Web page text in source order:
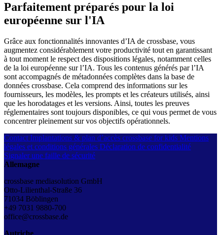
Parfaitement préparés pour la loi
européenne sur l'IA
Grâce aux fonctionnalités innovantes d’IA de crossbase, vous
augmentez considérablement votre productivité tout en garantissant
à tout moment le respect des dispositions légales, notamment celles
de la loi européenne sur l’IA. Tous les contenus générés par l’IA
sont accompagnés de métadonnées complètes dans la base de
données crossbase. Cela comprend des informations sur les
fournisseurs, les modèles, les prompts et les créateurs utilisés, ainsi
que les horodatages et les versions. Ainsi, toutes les preuves
réglementaires sont toujours disponibles, ce qui vous permet de vous
concentrer pleinement sur vos objectifs opérationnels.
Contact Implantations & plan d’accès crossbase for kids Mentions
légales et conditions générales Déclaration de confidentialité
Signaler une faille de sécurité
Allemagne
crossbase mediasolution GmbH
Otto-Lilienthal-Straße 36
71034 Böblingen
+49 7031 9880-700
office@crossbase.de